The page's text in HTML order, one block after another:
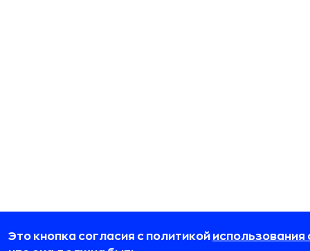
Это кнопка согласия с политикой использования